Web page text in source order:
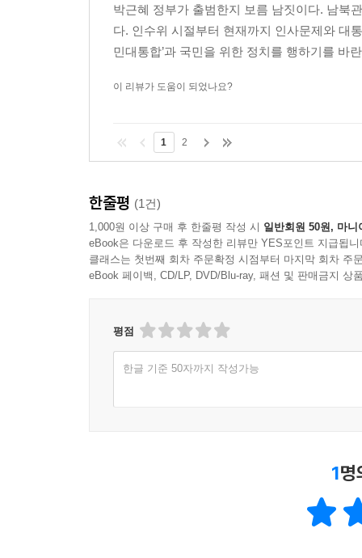
조익이 죽고 난 뒤 신도비에 이렇게 썼다.
조선은 문(文)으로 나라를 다스리고 삼대의 도(
삼도대동법을 시작한 사람이 이원익이라면, 이
논리로써 개혁 반대 세력을 설득해 나갔다. 제도
반박하고, 관리로서의 경험을 보태 구체적이고
덜어주었다.
그는 어마어마한 독서량과 비판적 독서로 유명했
국가 운영의 원칙 위에서 풀어내는 힘으로 작용
잠곡 김육, 안민을 실현한 정치가
저자는 김육에 관해 본격적으로 서술하기에 앞
정치가는 반드시 필요할텐데, 그렇다면 우리는
한 사람은 김육이다. 백성들이 김육을 어떻게 생
김육의 젊은 시절은 신산하고 고달프기 그지 없
관련하여 이언적과 이황이 아닌 성운과 조식이
박근혜 정부가 출범한지 보름 남짓이다. 남북
다. 인수위 시절부터 현재까지 인사문제와 대
민대통합’과 국민을 위한 정치를 행하기를 바
이 리뷰가 도움이 되었나요?
1 2
한줄평 (1건)
1,000원 이상 구매 후 한줄평 작성 시 일반회원 50원, 마니
eBook은 다운로드 후 작성한 리뷰만 YES포인트 지급됩니
클래스는 첫번째 회차 주문확정 시점부터 마지막 회차 주
eBook 페이백, CD/LP, DVD/Blu-ray, 패션 및 판매금지 상
평점
한글 기준 50자까지 작성가능
1명